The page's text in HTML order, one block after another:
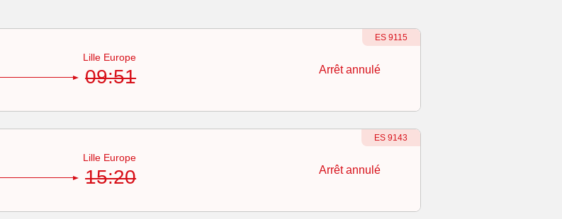
Numéro du train
ES 9115
Lille Europe
09:51 Arrêt annulé
Numéro du train
ES 9143
Lille Europe
15:20 Arrêt annulé